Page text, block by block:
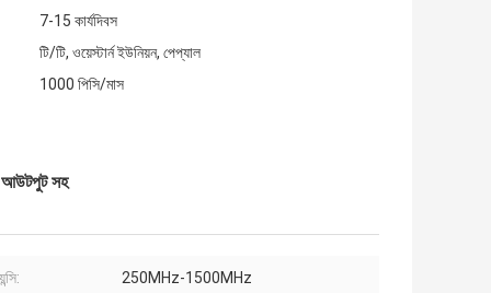
7-15 কার্যদিবস
টি/টি, ওয়েস্টার্ন ইউনিয়ন, পেপ্যাল
1000 পিসি/মাস
আউটপুট সহ
250MHz-1500MHz